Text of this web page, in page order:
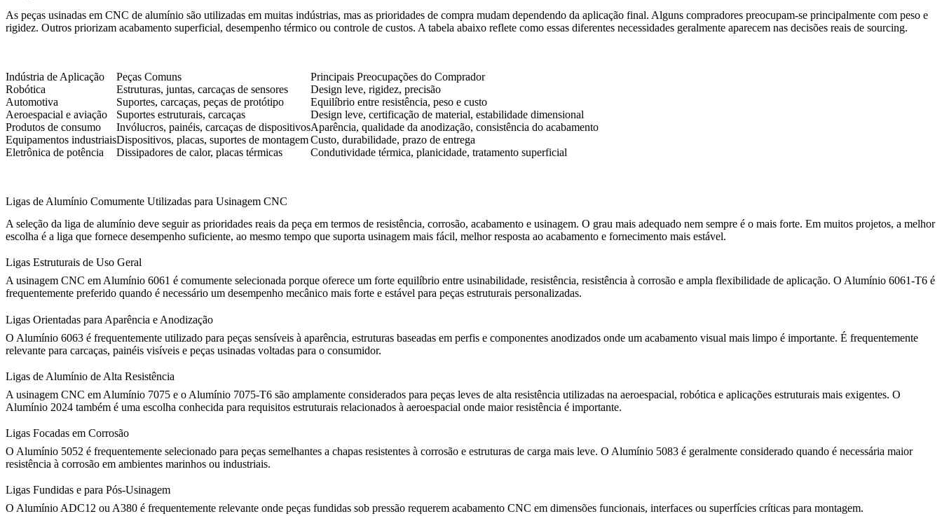
As peças usinadas em CNC de alumínio são utilizadas em muitas indústrias, mas as prioridades de compra mudam dependendo da aplicação final. Alguns compradores preocupam-se principalmente com peso e
rigidez. Outros priorizam acabamento superficial, desempenho térmico ou controle de custos. A tabela abaixo reflete como essas diferentes necessidades geralmente aparecem nas decisões reais de sourcing.
Indústria de Aplicação Peças Comuns
Principais Preocupações do Comprador
Robótica
Estruturas, juntas, carcaças de sensores
Design leve, rigidez, precisão
Automotiva
Suportes, carcaças, peças de protótipo
Equilíbrio entre resistência, peso e custo
Aeroespacial e aviação
Suportes estruturais, carcaças
Design leve, certificação de material, estabilidade dimensional
Produtos de consumo
Invólucros, painéis, carcaças de dispositivosAparência, qualidade da anodização, consistência do acabamento
Equipamentos industriaisDispositivos, placas, suportes de montagemCusto, durabilidade, prazo de entrega
Eletrônica de potência
Dissipadores de calor, placas térmicas Condutividade térmica, planicidade, tratamento superficial
Ligas de Alumínio Comumente Utilizadas para Usinagem CNC
A seleção da liga de alumínio deve seguir as prioridades reais da peça em termos de resistência, corrosão, acabamento e usinagem. O grau mais adequado nem sempre é o mais forte. Em muitos projetos, a melhor
escolha é a liga que fornece desempenho suficiente, ao mesmo tempo que suporta usinagem mais fácil, melhor resposta ao acabamento e fornecimento mais estável.
Ligas Estruturais de Uso Geral
Ausinagem CNC em Alumínio 6061 é comumente selecionada porque oferece um forte equilíbrio entre usinabilidade, resistência, resistência à corrosão e ampla flexibilidade de aplicação. O Alumínio 6061-T6 é
frequentemente preferido quando é necessário um desempenho mecânico mais forte e estável para peças estruturais personalizadas.
Ligas Orientadas para Aparência e Anodização
O Alumínio 6063 é frequentemente utilizado para peças sensíveis à aparência, estruturas baseadas em perfis e componentes anodizados onde um acabamento visual mais limpo é importante. É frequentemente
relevante para carcaças, painéis visíveis e peças usinadas voltadas para o consumidor.
Ligas de Alumínio de Alta Resistência
A usinagem CNC em Alumínio 7075 e o Alumínio 7075-T6 são amplamente considerados para peças leves de alta resistência utilizadas na aeroespacial, robótica e aplicações estruturais mais exigentes. O
Alumínio 2024 também é uma escolha conhecida para requisitos estruturais relacionados à aeroespacial onde maior resistência é importante.
Ligas Focadas em Corrosão
O Alumínio 5052 é frequentemente selecionado para peças semelhantes a chapas resistentes à corrosão e estruturas de carga mais leve. O Alumínio 5083 é geralmente considerado quando é necessária maior
resistência à corrosão em ambientes marinhos ou industriais.
Ligas Fundidas e para Pós-Usinagem
O Alumínio ADC12 ou A380 é frequentemente relevante onde peças fundidas sob pressão requerem acabamento CNC em dimensões funcionais, interfaces ou superfícies críticas para montagem.